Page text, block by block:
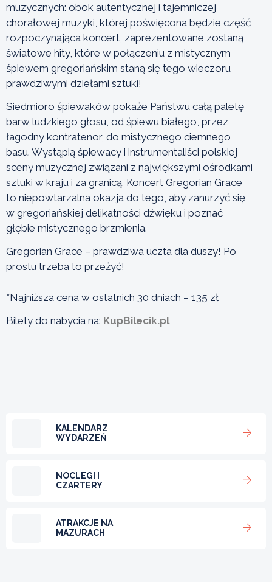
muzycznych: obok autentycznej i tajemniczej
chorałowej muzyki, której poświęcona będzie część
rozpoczynająca koncert, zaprezentowane zostaną
światowe hity, które w połączeniu z mistycznym
śpiewem gregoriańskim staną się tego wieczoru
prawdziwymi dziełami sztuki!
Siedmioro śpiewaków pokaże Państwu całą paletę
barw ludzkiego głosu, od śpiewu białego, przez
łagodny kontratenor, do mistycznego ciemnego
basu. Wystąpią śpiewacy i instrumentaliści polskiej
sceny muzycznej związani z największymi ośrodkami
sztuki w kraju i za granicą. Koncert Gregorian Grace
to niepowtarzalna okazja do tego, aby zanurzyć się
w gregoriańskiej delikatności dźwięku i poznać
głębie mistycznego brzmienia.
Gregorian Grace – prawdziwa uczta dla duszy! Po
prostu trzeba to przeżyć!
*Najniższa cena w ostatnich 30 dniach – 135 zł
Bilety do nabycia na: KupBilecik.pl
KALENDARZ
WYDARZEŃ
NOCLEGI I
CZARTERY
ATRAKCJE NA
MAZURACH